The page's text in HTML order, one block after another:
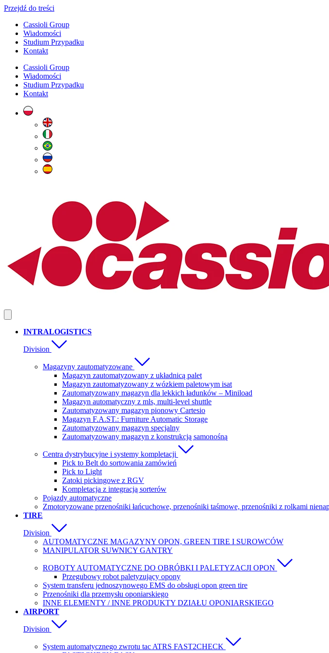
Przejdź do treści
Cassioli Group
Wiadomości
Studium Przypadku
Kontakt
Cassioli Group
Wiadomości
Studium Przypadku
Kontakt
INTRALOGISTICS
Division
Magazyny zautomatyzowane
Magazyn zautomatyzowany z układnicą palet
Magazyn zautomatyzowany z wózkiem paletowym isat
Zautomatyzowany magazyn dla lekkich ładunków – Miniload
Magazyn automatyczny z mls, multi-level shuttle
Zautomatyzowany magazyn pionowy Cartesio
Magazyn F.A.ST.: Furniture Automatic Storage
Zautomatyzowany magazyn specjalny
Zautomatyzowany magazyn z konstrukcją samonośną
Centra dystrybucyjne i systemy kompletacji
Pick to Belt do sortowania zamówień
Pick to Light
Zatoki pickingowe z RGV
Kompletacja z integracją sorterów
Pojazdy automatyczne
Zmotoryzowane przenośniki łańcuchowe, przenośniki taśmowe, przenośniki z rolkami
TIRE
Division
AUTOMATYCZNE MAGAZYNY OPON, GREEN TIRE I SUROWCÓW
MANIPULATOR SUWNICY GANTRY
ROBOTY AUTOMATYCZNE DO OBRÓBKI I PALETYZACJI OPON
Przegubowy robot paletyzujący opony
System transferu jednoszynowego EMS do obsługi opon green tire
Przenośniki dla przemysłu oponiarskiego
INNE ELEMENTY / INNE PRODUKTY DZIAŁU OPONIARSKIEGO
AIRPORT
Division
System automatycznego zwrotu tac ATRS FAST2CHECK